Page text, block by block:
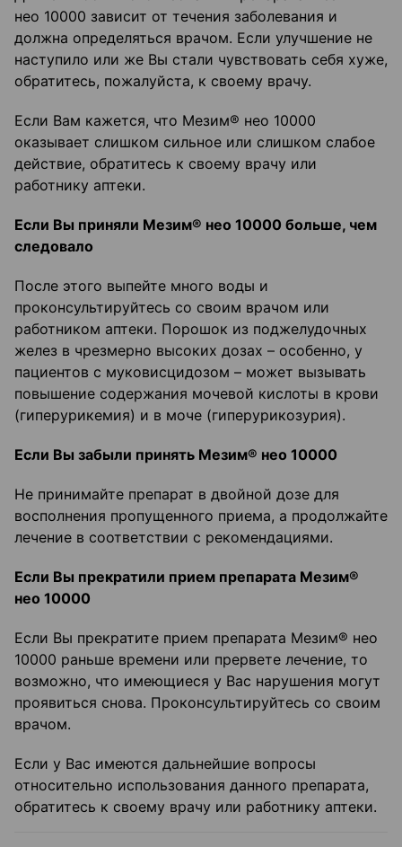
нео 10000 зависит от течения заболевания и
должна определяться врачом. Если улучшение не
наступило или же Вы стали чувствовать себя хуже,
обратитесь, пожалуйста, к своему врачу.
Если Вам кажется, что Мезим® нео 10000
оказывает слишком сильное или слишком слабое
действие, обратитесь к своему врачу или
работнику аптеки.
Если Вы приняли Мезим® нео 10000 больше, чем
следовало
После этого выпейте много воды и
проконсультируйтесь со своим врачом или
работником аптеки. Порошок из поджелудочных
желез в чрезмерно высоких дозах – особенно, у
пациентов с муковисцидозом – может вызывать
повышение содержания мочевой кислоты в крови
(гиперурикемия) и в моче (гиперурикозурия).
Если Вы забыли принять Мезим® нео 10000
Не принимайте препарат в двойной дозе для
восполнения пропущенного приема, а продолжайте
лечение в соответствии с рекомендациями.
Если Вы прекратили прием препарата Мезим®
нео 10000
Если Вы прекратите прием препарата Мезим® нео
10000 раньше времени или прервете лечение, то
возможно, что имеющиеся у Вас нарушения могут
проявиться снова. Проконсультируйтесь со своим
врачом.
Если у Вас имеются дальнейшие вопросы
относительно использования данного препарата,
обратитесь к своему врачу или работнику аптеки.